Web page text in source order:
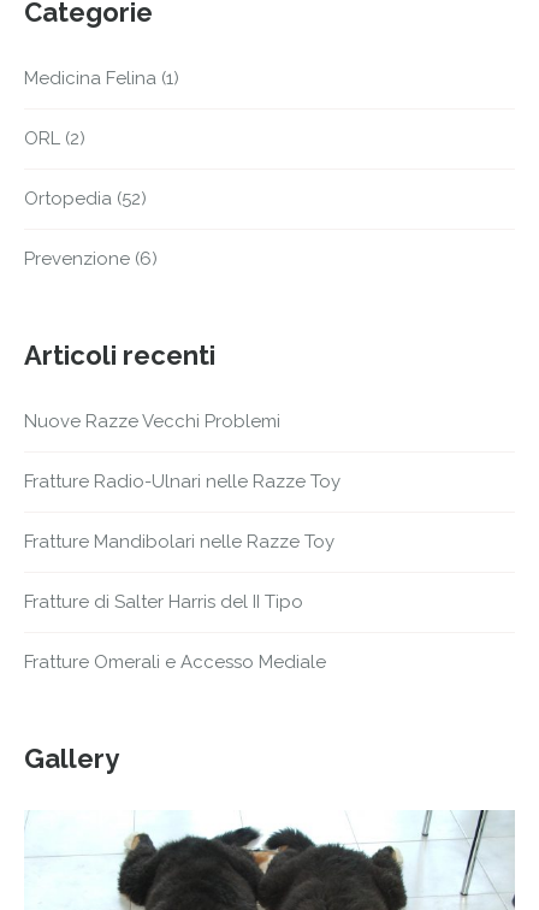
Categorie
Medicina Felina (1)
ORL (2)
Ortopedia (52)
Prevenzione (6)
Articoli recenti
Nuove Razze Vecchi Problemi
Fratture Radio-Ulnari nelle Razze Toy
Fratture Mandibolari nelle Razze Toy
Fratture di Salter Harris del II Tipo
Fratture Omerali e Accesso Mediale
Gallery